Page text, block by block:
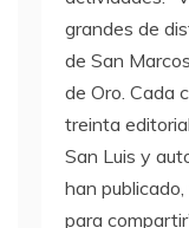
grandes de
de San
de Oro. Cada
treinta
San Luis y
han
para